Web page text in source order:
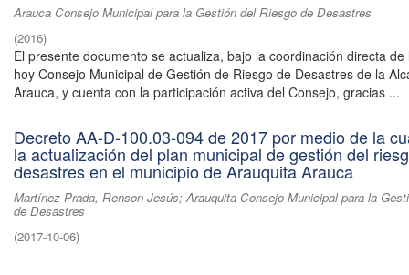
Arauca Consejo Municipal para la Gestión del Riesgo de Desastres
(2016)
El presente documento se actualiza, bajo la coordinación directa de
hoy Consejo Municipal de Gestión de Riesgo de Desastres de la
Arauca, y cuenta con la participación activa del Consejo, gracias ...
Decreto AA-D-100.03-094 de 2017 por medio de la
la actualización del plan municipal de gestión del
desastres en el municipio de Arauquita Arauca
Martínez Prada, Renson Jesús; Arauquita Consejo Municipal para la
de Desastres
(2017-10-06)